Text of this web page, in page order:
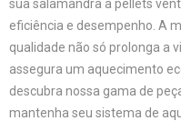
sua salamandra a pellets
eficiência e desempenho. A
qualidade não só prolonga a
assegura um aquecimento
descubra nossa gama de
mantenha seu sistema de